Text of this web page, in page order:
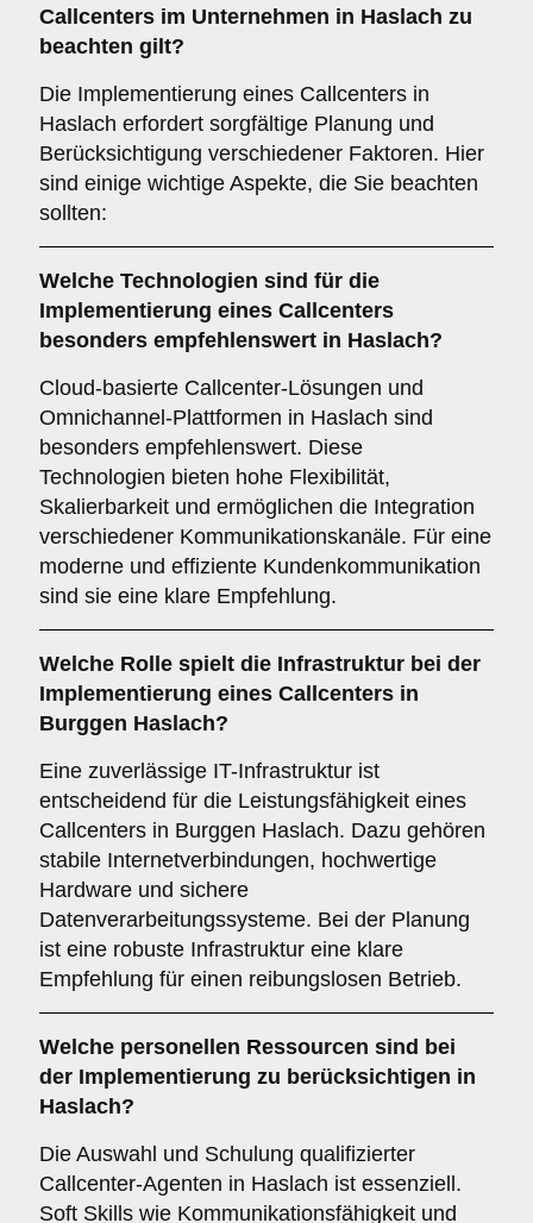
Callcenters im Unternehmen in Haslach zu
beachten gilt?
Die Implementierung eines Callcenters in
Haslach erfordert sorgfältige Planung und
Berücksichtigung verschiedener Faktoren. Hier
sind einige wichtige Aspekte, die Sie beachten
sollten:
Welche Technologien sind für die
Implementierung eines Callcenters
besonders empfehlenswert in Haslach?
Cloud-basierte Callcenter-Lösungen und
Omnichannel-Plattformen in Haslach sind
besonders empfehlenswert. Diese
Technologien bieten hohe Flexibilität,
Skalierbarkeit und ermöglichen die Integration
verschiedener Kommunikationskanäle. Für eine
moderne und effiziente Kundenkommunikation
sind sie eine klare Empfehlung.
Welche Rolle spielt die Infrastruktur bei der
Implementierung eines Callcenters in
Burggen Haslach?
Eine zuverlässige IT-Infrastruktur ist
entscheidend für die Leistungsfähigkeit eines
Callcenters in Burggen Haslach. Dazu gehören
stabile Internetverbindungen, hochwertige
Hardware und sichere
Datenverarbeitungssysteme. Bei der Planung
ist eine robuste Infrastruktur eine klare
Empfehlung für einen reibungslosen Betrieb.
Welche personellen Ressourcen sind bei
der Implementierung zu berücksichtigen in
Haslach?
Die Auswahl und Schulung qualifizierter
Callcenter-Agenten in Haslach ist essenziell.
Soft Skills wie Kommunikationsfähigkeit und